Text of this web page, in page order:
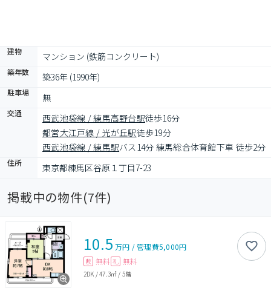
建物 マンション (鉄筋コンクリート)
築年数 築36年 (1990年)
駐車場 無
交通 西武池袋線 / 練馬高野台駅徒歩16分
都営大江戸線 / 光が丘駅徒歩19分
西武池袋線 / 練馬駅バス14分 練馬総合体育館下車 徒歩2分
住所 東京都練馬区谷原１丁目7-23
掲載中の物件(7件)
10.5 万円 /管理費5,000円
敷 無料 礼 無料
2DK /47.3㎡ / 5階